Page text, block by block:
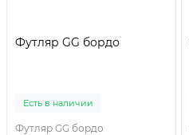
Футляр GG бордо
Есть в наличии
Футляр GG бордо